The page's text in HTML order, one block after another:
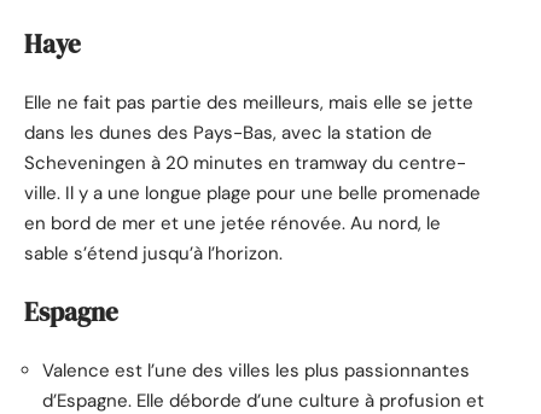
Haye
Elle ne fait pas partie des meilleurs, mais elle se jette
dans les dunes des Pays-Bas, avec la station de
Scheveningen à 20 minutes en tramway du centre-
ville. Il y a une longue plage pour une belle promenade
en bord de mer et une jetée rénovée. Au nord, le
sable s’étend jusqu’à l’horizon.
Espagne
Valence est l’une des villes les plus passionnantes
d’Espagne. Elle déborde d’une culture à profusion et